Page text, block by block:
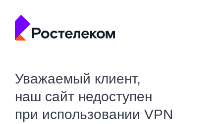
Уважаемый клиент,
наш сайт недоступен
при использовании VPN